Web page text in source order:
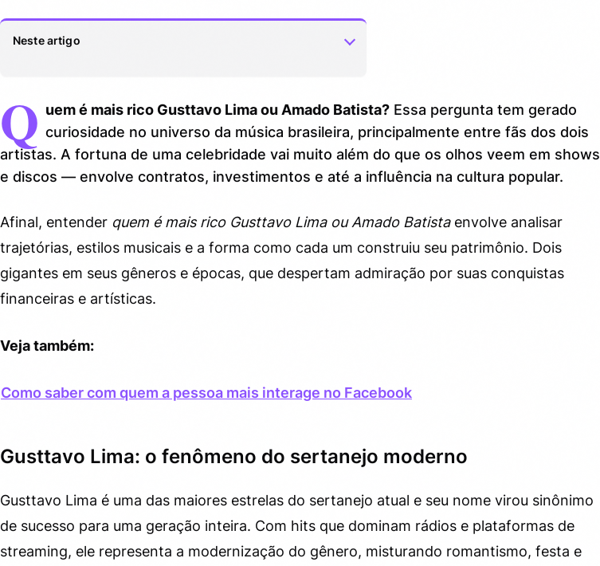
Neste artigo
Amado Batista: a lenda do romântico popular
3. Duelos financeiros: quem leva a melhor?
Curiosidades que influenciam a fortuna
4. O que podemos aprender dessa disputa?
Q uem é mais rico Gusttavo Lima ou Amado Batista?Essa pergunta tem gerado
curiosidade no universo da música brasileira, principalmente entre fãs dos dois
artistas. A fortuna de uma celebridade vai muito além do que os olhos veem em shows
e discos — envolve contratos, investimentos e até a influência na cultura popular.
Afinal, entender quem é mais rico Gusttavo Lima ou Amado Batistaenvolve analisar
trajetórias, estilos musicais e a forma como cada um construiu seu patrimônio. Dois
gigantes em seus gêneros e épocas, que despertam admiração por suas conquistas
financeiras e artísticas.
Veja também:
Como saber com quem a pessoa mais interage no Facebook
Gusttavo Lima: o fenômeno do sertanejo moderno
Gusttavo Lima é uma das maiores estrelas do sertanejo atual e seu nome virou sinônimo
de sucesso para uma geração inteira. Com hits que dominam rádios e plataformas de
streaming, ele representa a modernização do gênero, misturando romantismo, festa e